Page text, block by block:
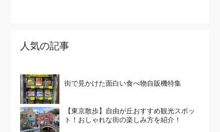
人気の記事
街で見かけた面白い食べ物自販機特集
【東京散歩】自由が丘おすすめ観光スポッ
ト！おしゃれな街の楽しみ方を紹介！